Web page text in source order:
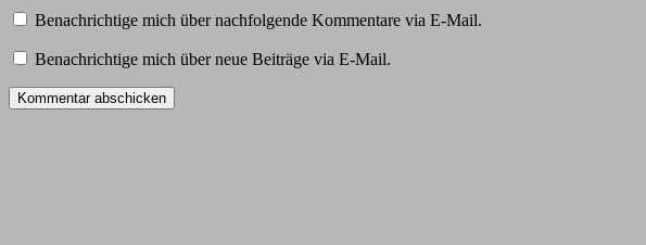
Benachrichtige mich über nachfolgende Kommentare via E-Mail.
Benachrichtige mich über neue Beiträge via E-Mail.